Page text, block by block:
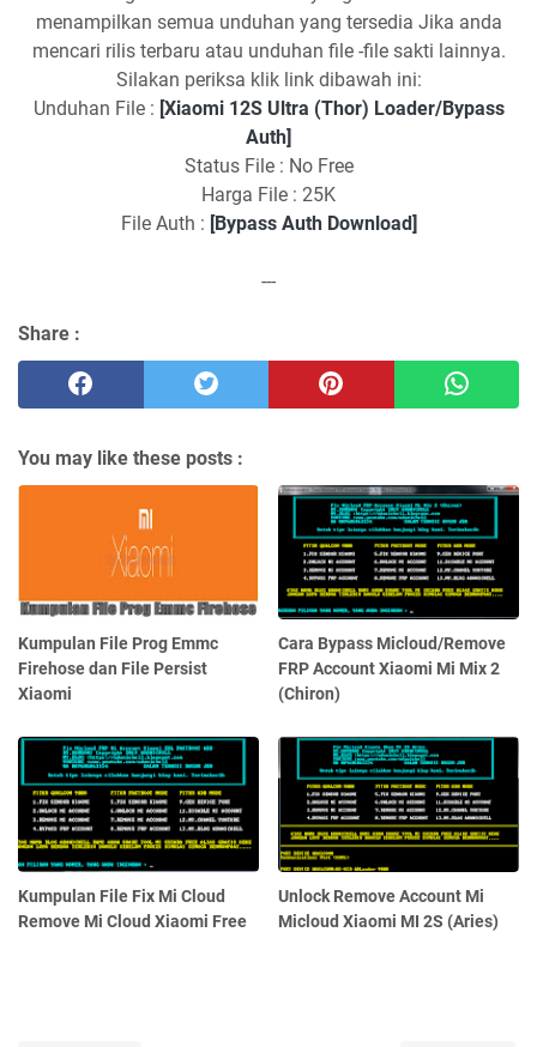
menampilkan semua unduhan yang tersedia Jika anda
mencari rilis terbaru atau unduhan file -file sakti lainnya.
Silakan periksa klik link dibawah ini:
Unduhan File : [Xiaomi 12S Ultra (Thor) Loader/Bypass
Auth]
Status File : No Free
Harga File : 25K
File Auth : [Bypass Auth Download]
---
Share :
You may like these posts :
Kumpulan File Prog Emmc
Firehose dan File Persist
Xiaomi
Cara Bypass Micloud/Remove
FRP Account Xiaomi Mi Mix 2
(Chiron)
Kumpulan File Fix Mi Cloud
Remove Mi Cloud Xiaomi Free
Unlock Remove Account Mi
Micloud Xiaomi MI 2S (Aries)